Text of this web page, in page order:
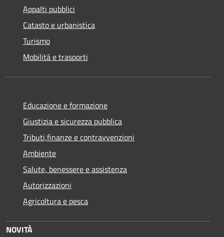
Appalti pubblici
Catasto e urbanistica
Turismo
Mobilità e trasporti
Educazione e formazione
Giustizia e sicurezza pubblica
Tributi,finanze e contravvenzioni
Ambiente
Salute, benessere e assistenza
Autorizzazioni
Agricoltura e pesca
NOVITÀ